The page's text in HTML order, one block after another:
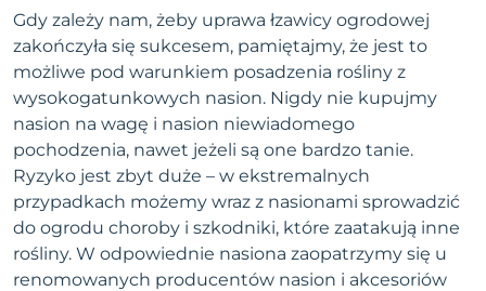
Gdy zależy nam, żeby uprawa łzawicy ogrodowej
zakończyła się sukcesem, pamiętajmy, że jest to
możliwe pod warunkiem posadzenia rośliny z
wysokogatunkowych nasion. Nigdy nie kupujmy
nasion na wagę i nasion niewiadomego
pochodzenia, nawet jeżeli są one bardzo tanie.
Ryzyko jest zbyt duże – w ekstremalnych
przypadkach możemy wraz z nasionami sprowadzić
do ogrodu choroby i szkodniki, które zaatakują inne
rośliny. W odpowiednie nasiona zaopatrzymy się u
renomowanych producentów nasion i akcesoriów